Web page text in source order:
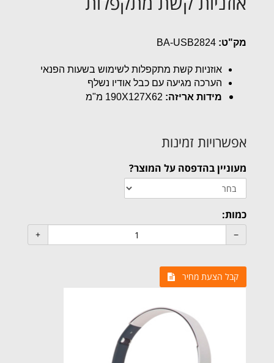
מק"ט: BA-USB2824
אוזניות קשת מתקפלות לשימוש בשעות הפנאי
הערכה מגיעה עם כבל אודיו נשלף
מידות אריזה: 190X127X62 מ"מ
אפשרויות זמינות
מעוניין בהדפסה על המוצר?
כמות:
קבל הצעת מחיר